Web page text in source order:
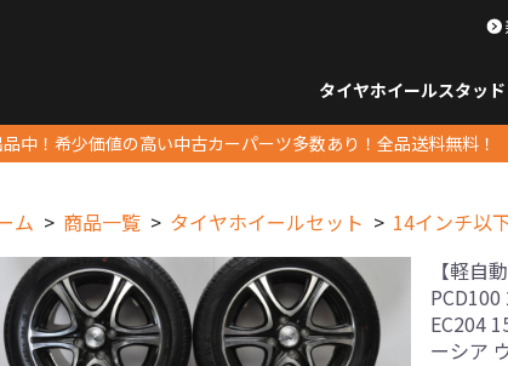
タイヤホイールスタッ
中！希少価値の高い中古カーパーツ多数あり！全品送料無料！
ム 商品一覧 タイヤホイールセット 14インチ以
【軽自
EC204
ーシア